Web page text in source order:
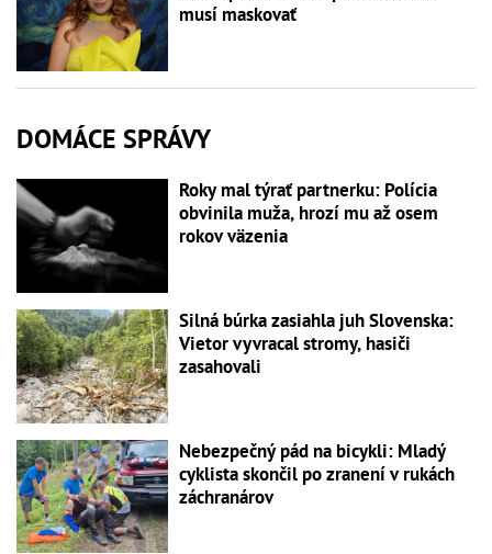
musí maskovať
DOMÁCE SPRÁVY
Roky mal týrať partnerku: Polícia
obvinila muža, hrozí mu až osem
rokov väzenia
Silná búrka zasiahla juh Slovenska:
Vietor vyvracal stromy, hasiči
zasahovali
Nebezpečný pád na bicykli: Mladý
cyklista skončil po zranení v rukách
záchranárov